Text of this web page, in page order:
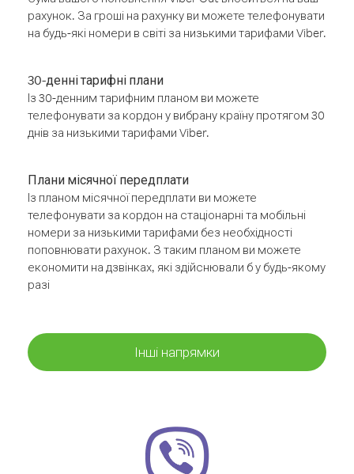
рахунок. За гроші на рахунку ви можете телефонувати
на будь-які номери в світі за низькими тарифами Viber.
30-денні тарифні плани
Із 30-денним тарифним планом ви можете
телефонувати за кордон у вибрану країну протягом 30
днів за низькими тарифами Viber.
Плани місячної передплати
Із планом місячної передплати ви можете
телефонувати за кордон на стаціонарні та мобільні
номери за низькими тарифами без необхідності
поповнювати рахунок. З таким планом ви можете
економити на дзвінках, які здійснювали б у будь-якому
разі
Інші напрямки